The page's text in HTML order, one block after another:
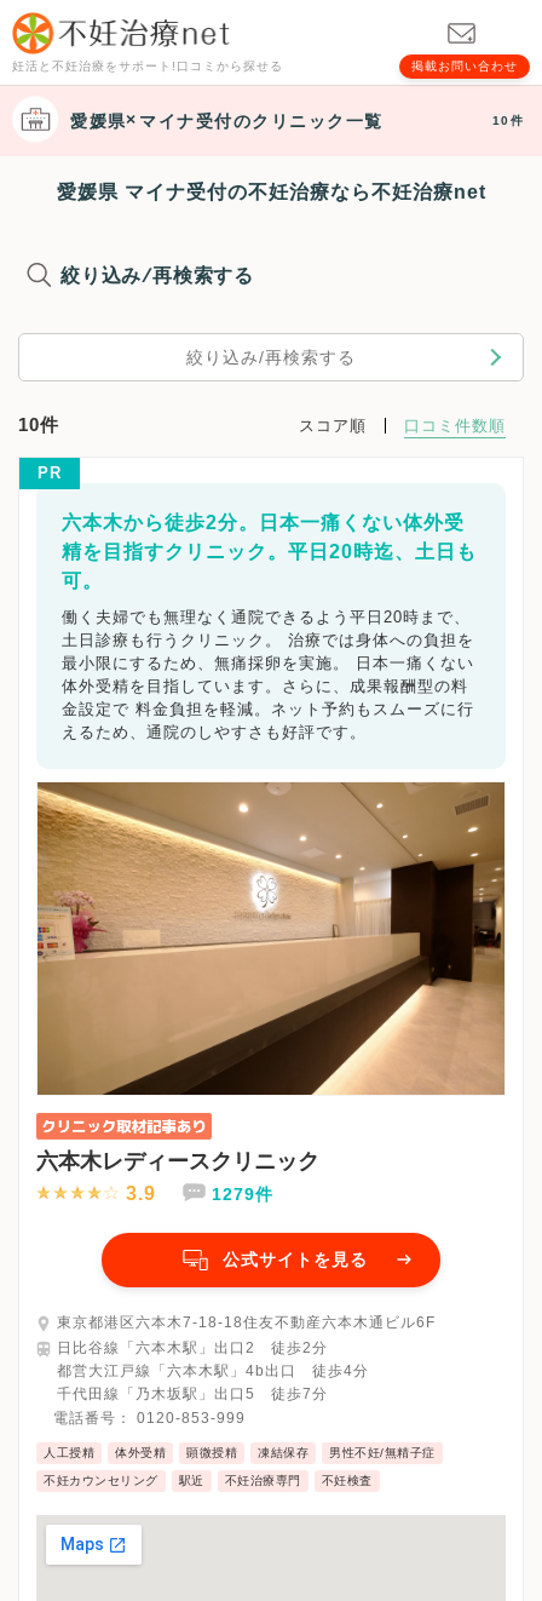
妊活と不妊治療をサポート!口コミから探せる 掲載お問い合わせ
愛媛県 マイナ受付のクリニック一覧 10件
愛媛県 マイナ受付の不妊治療なら不妊治療net
絞り込み/再検索する
絞り込み/再検索する
10件 スコア順 口コミ件数順
PR
六本木から徒歩2分。日本一痛くない体外受
精を目指すクリニック。平日20時迄、土日も
可。
働く夫婦でも無理なく通院できるよう平日20時まで、
土日診療も行うクリニック。 治療では身体への負担を
最小限にするため、無痛採卵を実施。 日本一痛くない
体外受精を目指しています。さらに、成果報酬型の料
金設定で 料金負担を軽減。ネット予約もスムーズに行
えるため、通院のしやすさも好評です。
六本木レディースクリニック
3.9 1279件
公式サイトを見る
東京都港区六本木7-18-18住友不動産六本木通ビル6F
日比谷線「六本木駅」出口2 徒歩2分
都営大江戸線「六本木駅」4b出口 徒歩4分
千代田線「乃木坂駅」出口5 徒歩7分
電話番号： 0120-853-999
人工授精 体外受精 顕微授精 凍結保存 男性不妊/無精子症
不妊カウンセリング 駅近 不妊治療専門 不妊検査